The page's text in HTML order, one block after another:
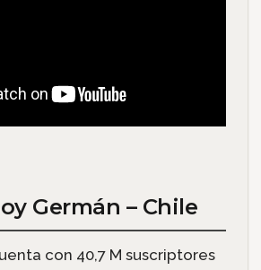
Germán – Chile
con 40,7 M suscriptores